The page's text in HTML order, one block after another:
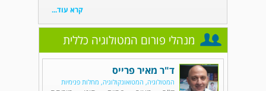
קרא עוד...
מנהלי פורום המטולוגיה כללית
ד"ר מאיר פרייס
המטולוגיה, המטואונקולוגיה, מחלות פנימיות